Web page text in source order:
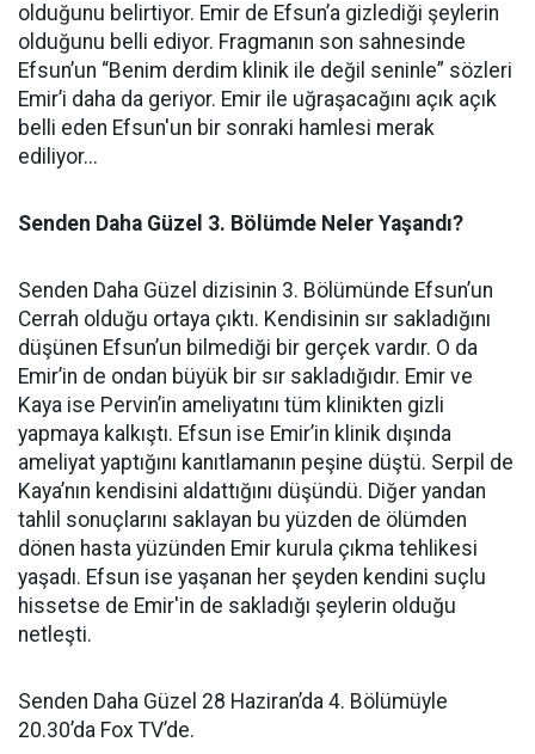
olduğunu belirtiyor. Emir de Efsun’a gizlediği şeylerin
olduğunu belli ediyor. Fragmanın son sahnesinde
Efsun’un “Benim derdim klinik ile değil seninle” sözleri
Emir’i daha da geriyor. Emir ile uğraşacağını açık açık
belli eden Efsun'un bir sonraki hamlesi merak
ediliyor...
Senden Daha Güzel 3. Bölümde Neler Yaşandı?
Senden Daha Güzel dizisinin 3. Bölümünde Efsun’un
Cerrah olduğu ortaya çıktı. Kendisinin sır sakladığını
düşünen Efsun’un bilmediği bir gerçek vardır. O da
Emir’in de ondan büyük bir sır sakladığıdır. Emir ve
Kaya ise Pervin’in ameliyatını tüm klinikten gizli
yapmaya kalkıştı. Efsun ise Emir’in klinik dışında
ameliyat yaptığını kanıtlamanın peşine düştü. Serpil de
Kaya’nın kendisini aldattığını düşündü. Diğer yandan
tahlil sonuçlarını saklayan bu yüzden de ölümden
dönen hasta yüzünden Emir kurula çıkma tehlikesi
yaşadı. Efsun ise yaşanan her şeyden kendini suçlu
hissetse de Emir'in de sakladığı şeylerin olduğu
netleşti.
Senden Daha Güzel 28 Haziran’da 4. Bölümüyle
20.30’da Fox TV’de.